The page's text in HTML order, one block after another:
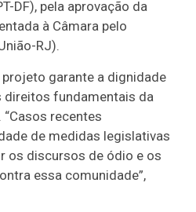
DF), pela aprovação da
à Câmara pelo
RJ).
projeto garante a dignidade
direitos fundamentais da
recentes
de medidas legislativas
os discursos de ódio e os
essa comunidade”,